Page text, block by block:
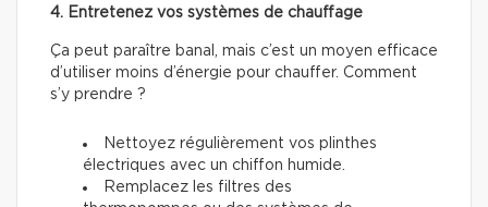
4. Entretenez vos systèmes de chauffage
Ça peut paraître banal, mais c’est un moyen efficace
d’utiliser moins d’énergie pour chauffer. Comment
s’y prendre ?
Nettoyez régulièrement vos plinthes
électriques avec un chiffon humide.
Remplacez les filtres des